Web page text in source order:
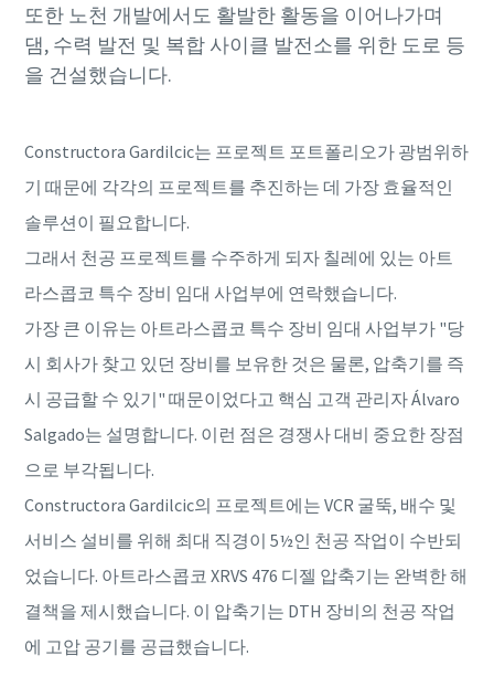
또한 노천 개발에서도 활발한 활동을 이어나가며
댐, 수력 발전 및 복합 사이클 발전소를 위한 도로 등
을 건설했습니다.
Constructora Gardilcic는 프로젝트 포트폴리오가 광범위하
기 때문에 각각의 프로젝트를 추진하는 데 가장 효율적인
솔루션이 필요합니다.
그래서 천공 프로젝트를 수주하게 되자 칠레에 있는 아트
라스콥코 특수 장비 임대 사업부에 연락했습니다.
가장 큰 이유는 아트라스콥코 특수 장비 임대 사업부가 "당
시 회사가 찾고 있던 장비를 보유한 것은 물론, 압축기를 즉
시 공급할 수 있기" 때문이었다고 핵심 고객 관리자 Álvaro
Salgado는 설명합니다. 이런 점은 경쟁사 대비 중요한 장점
으로 부각됩니다.
Constructora Gardilcic의 프로젝트에는 VCR 굴뚝, 배수 및
서비스 설비를 위해 최대 직경이 5½인 천공 작업이 수반되
었습니다. 아트라스콥코 XRVS 476 디젤 압축기는 완벽한 해
결책을 제시했습니다. 이 압축기는 DTH 장비의 천공 작업
에 고압 공기를 공급했습니다.